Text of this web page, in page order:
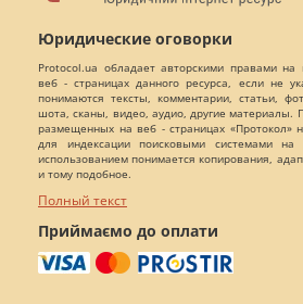
Юридические оговорки
Protocol.ua обладает авторскими правами
веб - страницах данного ресурса, если не
понимаются тексты, комментарии, статьи,
шота, сканы, видео, аудио, другие материалы.
размещенных на веб - страницах «Протокол»
для индексации поисковыми системами
использованием понимается копирования,
и тому подобное.
Полный текст
Приймаємо до оплати